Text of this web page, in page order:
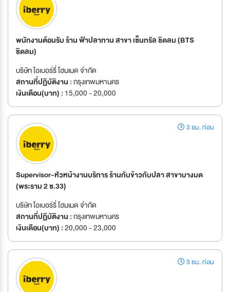
พนักงานต้อนรับ ร้าน ฟ้าปลาทาน สาขา เซ็นทรัล ชิดลม (BTS
ชิดลม)
บริษัท ไอเบอร์รี่ โฮมเมด จำกัด
สถานที่ปฏิบัติงาน :กรุงเทพมหานคร
เงินเดือน(บาท) : 15,000 - 20,000
3 ชม. ก่อน
Supervisor-หัวหน้างานบริการ ร้านกับข้าวกับปลา สาขาบางมด
(พระราม 2 ซ.33)
บริษัท ไอเบอร์รี่ โฮมเมด จำกัด
สถานที่ปฏิบัติงาน :กรุงเทพมหานคร
เงินเดือน(บาท) :20,000 - 23,000
3 ชม. ก่อน